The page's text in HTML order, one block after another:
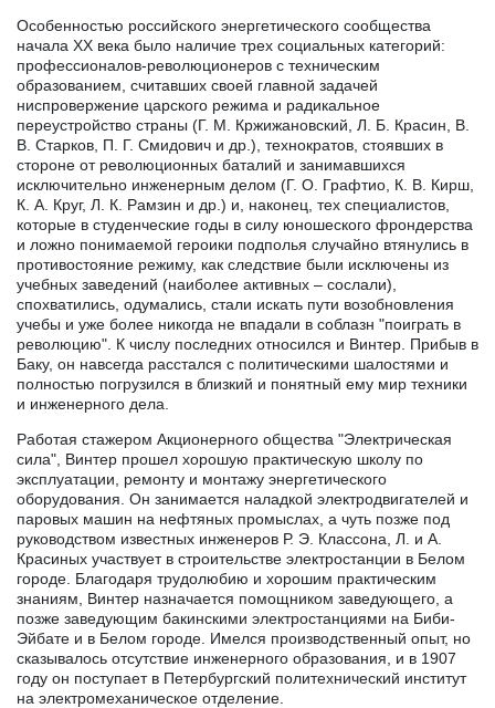
Особенностью российского энергетического сообщества
начала XX века было наличие трех социальных категорий:
профессионалов-революционеров с техническим
образованием, считавших своей главной задачей
ниспровержение царского режима и радикальное
переустройство страны (Г. М. Кржижановский, Л. Б. Красин, В.
В. Старков, П. Г. Смидович и др.), технократов, стоявших в
стороне от революционных баталий и занимавшихся
исключительно инженерным делом (Г. О. Графтио, К. В. Кирш,
К. А. Круг, Л. К. Рамзин и др.) и, наконец, тех специалистов,
которые в студенческие годы в силу юношеского фрондерства
и ложно понимаемой героики подполья случайно втянулись в
противостояние режиму, как следствие были исключены из
учебных заведений (наиболее активных – сослали),
спохватились, одумались, стали искать пути возобновления
учебы и уже более никогда не впадали в соблазн "поиграть в
революцию". К числу последних относился и Винтер. Прибыв в
Баку, он навсегда расстался с политическими шалостями и
полностью погрузился в близкий и понятный ему мир техники
и инженерного дела.
Работая стажером Акционерного общества "Электрическая
сила", Винтер прошел хорошую практическую школу по
эксплуатации, ремонту и монтажу энергетического
оборудования. Он занимается наладкой электродвигателей и
паровых машин на нефтяных промыслах, а чуть позже под
руководством известных инженеров Р. Э. Классона, Л. и А.
Красиных участвует в строительстве электростанции в Белом
городе. Благодаря трудолюбию и хорошим практическим
знаниям, Винтер назначается помощником заведующего, а
позже заведующим бакинскими электростанциями на Биби-
Эйбате и в Белом городе. Имелся производственный опыт, но
сказывалось отсутствие инженерного образования, и в 1907
году он поступает в Петербургский политехнический институт
на электромеханическое отделение.